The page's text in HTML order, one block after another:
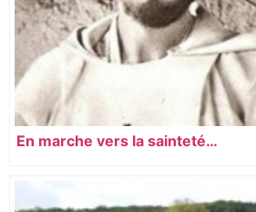
En marche vers la sainteté…